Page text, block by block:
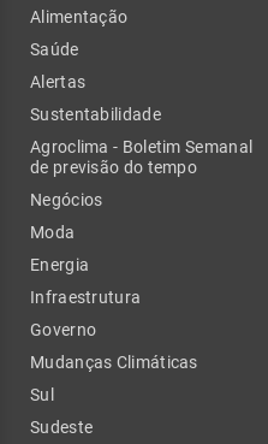
Alimentação
Saúde
Alertas
Sustentabilidade
Agroclima - Boletim Semanal
de previsão do tempo
Negócios
Moda
Energia
Infraestrutura
Governo
Mudanças Climáticas
Sul
Sudeste